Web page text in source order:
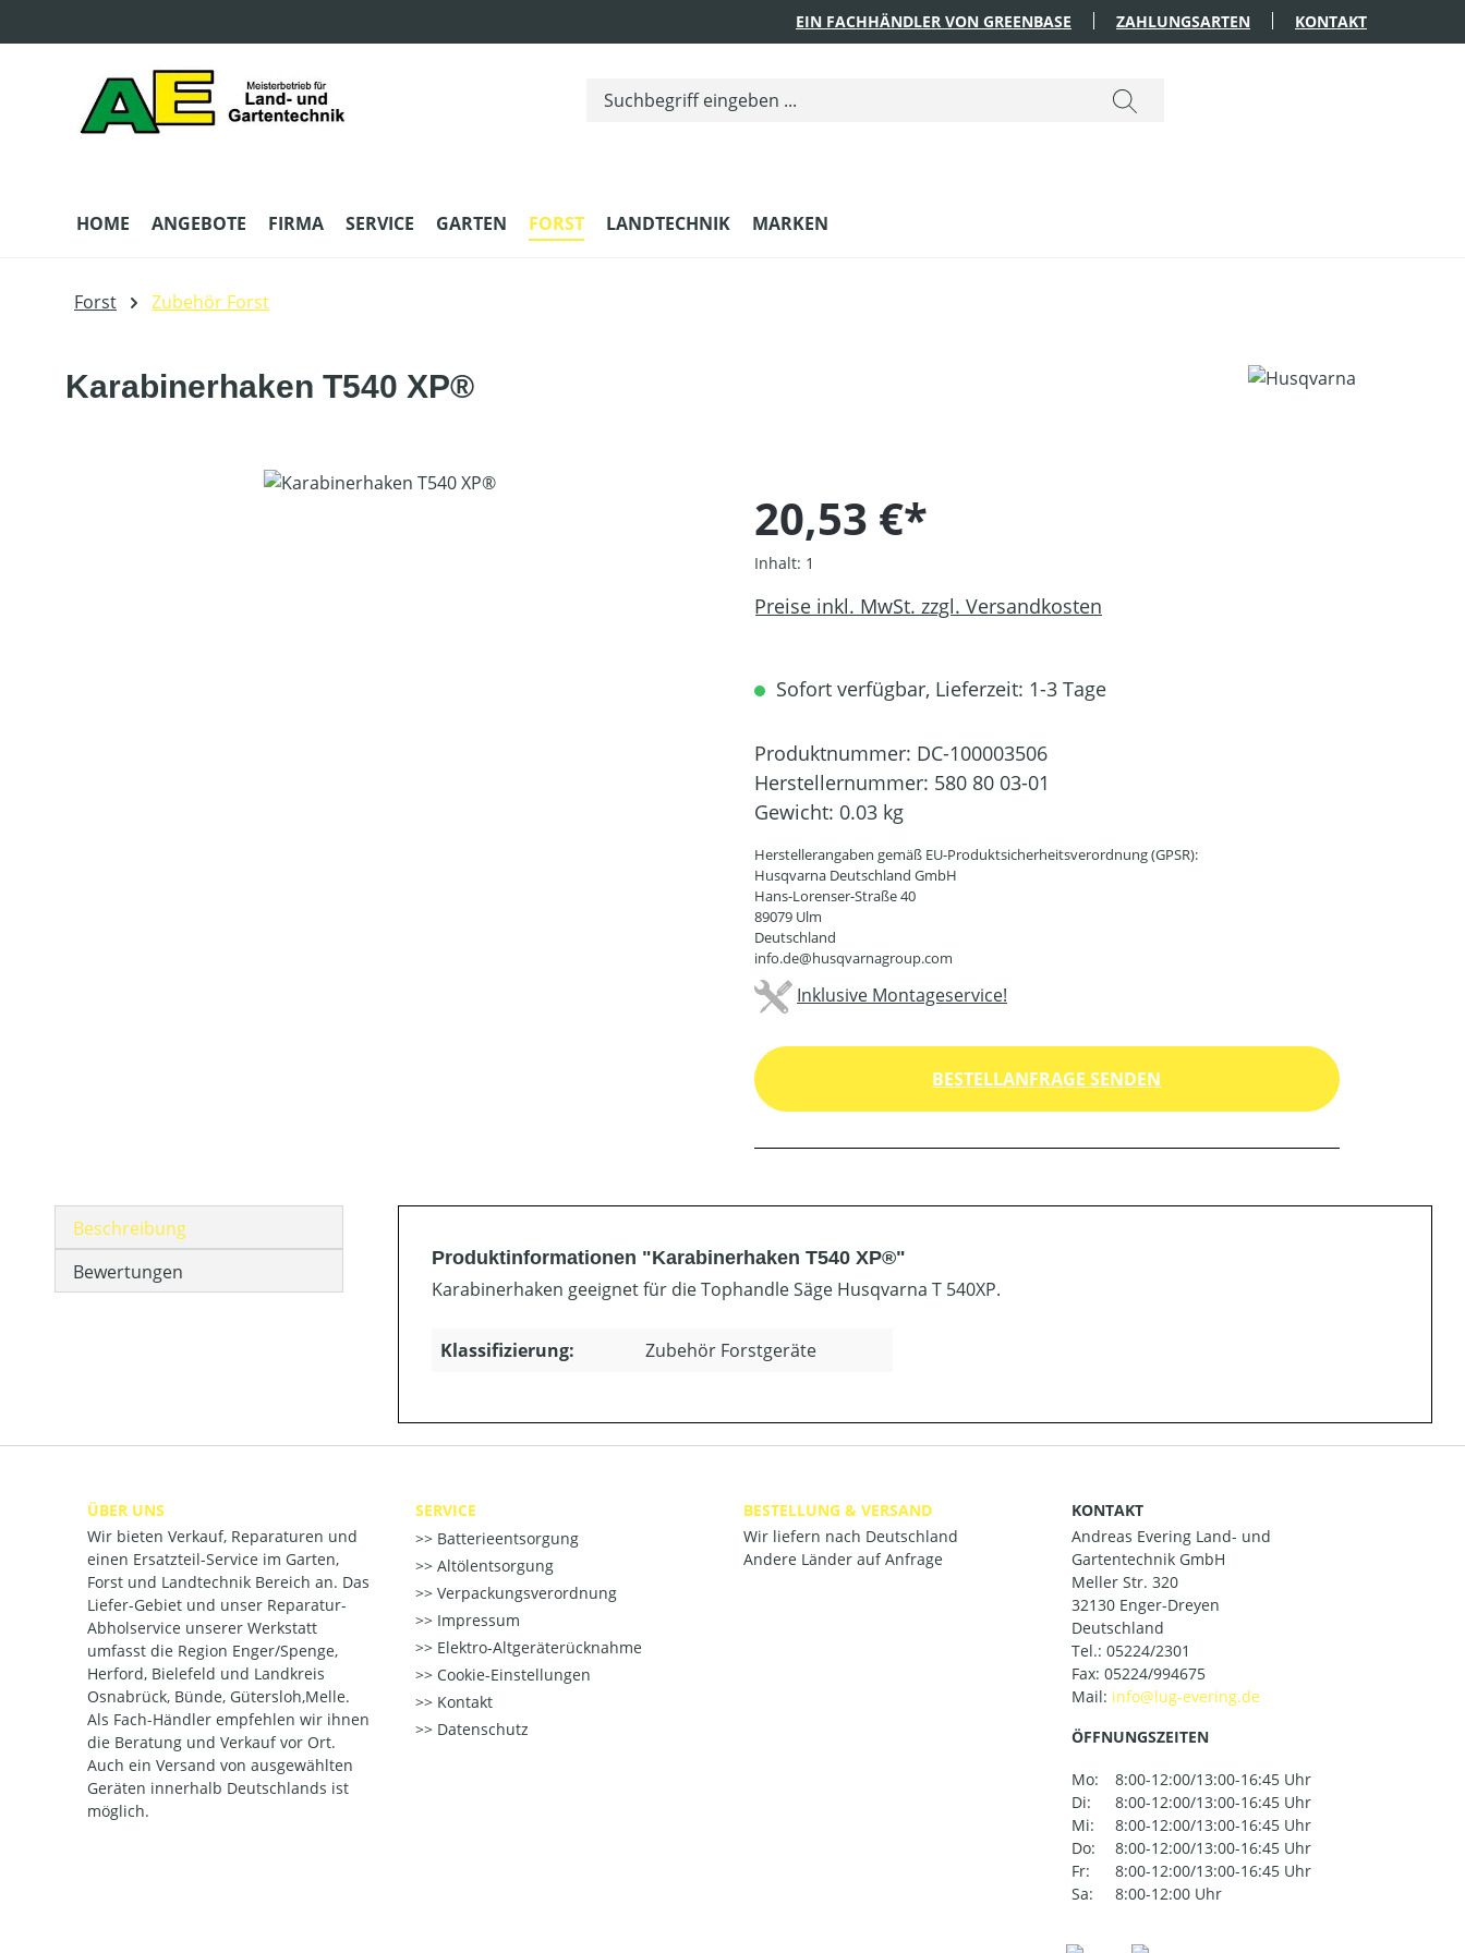
EIN FACHHÄNDLER VON GREENBASE ZAHLUNGSARTEN KONTAKT
HOME ANGEBOTE FIRMA SERVICE GARTEN FORST LANDTECHNIK MARKEN
Forst Zubehör Forst
Karabinerhaken T540 XP®
Bildergalerie überspringen
20,53 €*
Inhalt: 1
Preise inkl. MwSt. zzgl. Versandkosten
Sofort verfügbar, Lieferzeit: 1-3 Tage
Produktnummer: DC-100003506
Herstellernummer: 580 80 03-01
Gewicht: 0.03 kg
Herstellerangaben gemäß EU-Produktsicherheitsverordnung (GPSR):
Husqvarna Deutschland GmbH
Hans-Lorenser-Straße 40
89079 Ulm
Deutschland
info.de@husqvarnagroup.com
Inklusive Montageservice!
BESTELLANFRAGE SENDEN
Beschreibung
Bewertungen
Produktinformationen "Karabinerhaken T540 XP®"
Karabinerhaken geeignet für die Tophandle Säge Husqvarna T 540XP.
Klassifizierung: Zubehör Forstgeräte
ÜBER UNS
Wir bieten Verkauf, Reparaturen und
einen Ersatzteil-Service im Garten,
Forst und Landtechnik Bereich an. Das
Liefer-Gebiet und unser Reparatur-
Abholservice unserer Werkstatt
umfasst die Region Enger/Spenge,
Herford, Bielefeld und Landkreis
Osnabrück, Bünde, Gütersloh,Melle.
Als Fach-Händler empfehlen wir ihnen
die Beratung und Verkauf vor Ort.
Auch ein Versand von ausgewählten
Geräten innerhalb Deutschlands ist
möglich.
SERVICE
Batterieentsorgung
Altölentsorgung
Verpackungsverordnung
Impressum
Elektro-Altgeräterücknahme
Cookie-Einstellungen
Kontakt
Datenschutz
BESTELLUNG & VERSAND
Wir liefern nach Deutschland
Andere Länder auf Anfrage
KONTAKT
Andreas Evering Land- und
Gartentechnik GmbH
Meller Str. 320
32130 Enger-Dreyen
Deutschland
Tel.: 05224/2301
Fax: 05224/994675
Mail:
ÖFFNUNGSZEITEN
Mo:
8:00-12:00/13:00-16:45 Uhr
Di:
8:00-12:00/13:00-16:45 Uhr
Mi:
8:00-12:00/13:00-16:45 Uhr
Do:
8:00-12:00/13:00-16:45 Uhr
Fr:
8:00-12:00/13:00-16:45 Uhr
Sa:
8:00-12:00 Uhr